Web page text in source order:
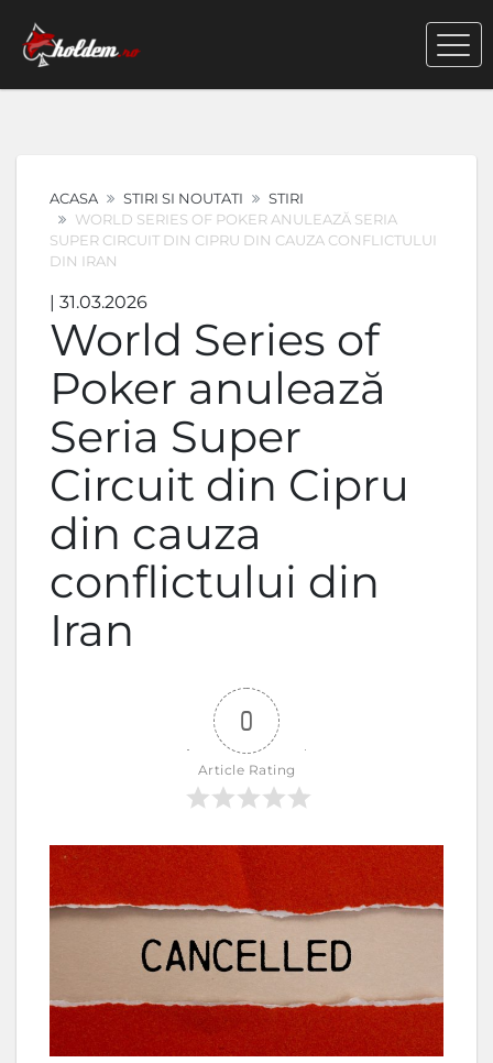
ACASA STIRI SI NOUTATI
STIRI
WORLD SERIES OF POKER ANULEAZĂ SERIA
SUPER CIRCUIT DIN CIPRU DIN CAUZA CONFLICTULUI
DIN IRAN
| 31.03.2026
World Series of
Poker anulează
Seria Super
Circuit din Cipru
din cauza
conflictului din
Iran
0
Article Rating